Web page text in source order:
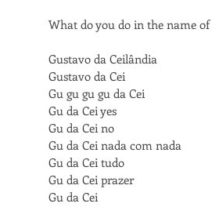
What do you do in the name of
Gustavo da Ceilândia
Gustavo da Cei
Gu gu gu gu da Cei
Gu da Cei yes
Gu da Cei no
Gu da Cei nada com nada
Gu da Cei tudo
Gu da Cei prazer
Gu da Cei